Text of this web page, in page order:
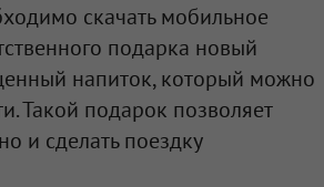
скачать мобильное
подарка новый
напиток, который можно
Такой подарок позволяет
и сделать поездку